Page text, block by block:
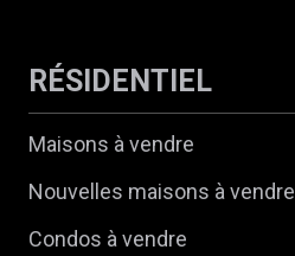
RÉSIDENTIEL
Maisons à vendre
Nouvelles maisons à vendre
Condos à vendre